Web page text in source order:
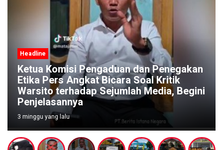
Headline
Pengaduan Warga Menguat, Polisi
Diminta Segera Bubarkan Dugaan Arena
Judi di Pucangsari Purwodadi
4 minggu yang lalu